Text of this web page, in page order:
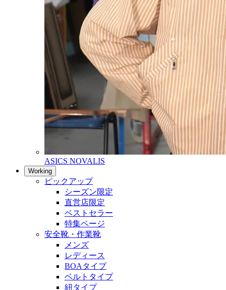
ASICS NOVALIS
Working
ピックアップ
シーズン限定
直営店限定
ベストセラー
特集ページ
安全靴・作業靴
メンズ
レディース
BOAタイプ
ベルトタイプ
紐タイプ